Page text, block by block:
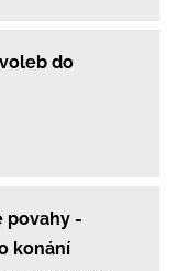
do
povahy -
konání